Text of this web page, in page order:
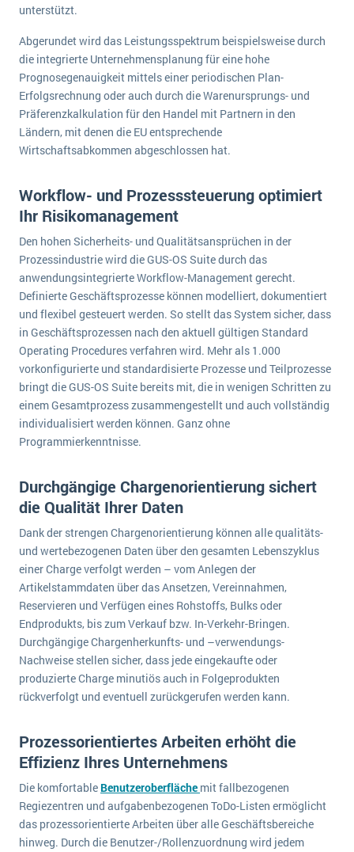
SAP übernimmt Reltio für eine bessere
Datenintegration
Die „SaaSpocalypse“: Was ist das und was bedeutet es für die Zukunft von Unternehmenssoftware?
SAP investiert mit zwei strategischen Übernahmen in Enterprise-KI
ERP-Trends in der Produktion
NACHRICHTENARCHIV
unterstützt.
Abgerundet wird das Leistungsspektrum beispielsweise durch
die integrierte Unternehmensplanung für eine hohe
Prognosegenauigkeit mittels einer periodischen Plan-
Erfolgsrechnung oder auch durch die Warenursprungs- und
Präferenzkalkulation für den Handel mit Partnern in den
Ländern, mit denen die EU entsprechende
Wirtschaftsabkommen abgeschlossen hat.
Workflow- und Prozesssteuerung optimiert
Ihr Risikomanagement
Den hohen Sicherheits- und Qualitätsansprüchen in der
Prozessindustrie wird die GUS-OS Suite durch das
anwendungsintegrierte Workflow-Management gerecht.
Definierte Geschäftsprozesse können modelliert, dokumentiert
und flexibel gesteuert werden. So stellt das System sicher, dass
in Geschäftsprozessen nach den aktuell gültigen Standard
Operating Procedures verfahren wird. Mehr als 1.000
vorkonfigurierte und standardisierte Prozesse und Teilprozesse
bringt die GUS-OS Suite bereits mit, die in wenigen Schritten zu
einem Gesamtprozess zusammengestellt und auch vollständig
individualisiert werden können. Ganz ohne
Programmierkenntnisse.
Durchgängige Chargenorientierung sichert
die Qualität Ihrer Daten
Dank der strengen Chargenorientierung können alle qualitäts-
und wertebezogenen Daten über den gesamten Lebenszyklus
einer Charge verfolgt werden – vom Anlegen der
Artikelstammdaten über das Ansetzen, Vereinnahmen,
Reservieren und Verfügen eines Rohstoffs, Bulks oder
Endprodukts, bis zum Verkauf bzw. In-Verkehr-Bringen.
Durchgängige Chargenherkunfts- und –verwendungs-
Nachweise stellen sicher, dass jede eingekaufte oder
produzierte Charge minutiös auch in Folgeprodukten
rückverfolgt und eventuell zurückgerufen werden kann.
Prozessorientiertes Arbeiten erhöht die
Effizienz Ihres Unternehmens
Die komfortable Benutzeroberfläche mit fallbezogenen
Regiezentren und aufgabenbezogenen ToDo-Listen ermöglicht
das prozessorientierte Arbeiten über alle Geschäftsbereiche
hinweg. Durch die Benutzer-/Rollenzuordnung wird jedem